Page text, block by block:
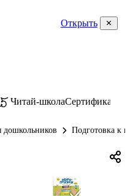
Открыть
Читай-школаСертификаты
дошкольников Подготовка к